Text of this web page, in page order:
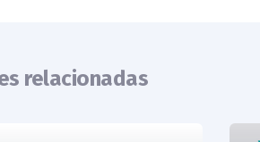
relacionadas